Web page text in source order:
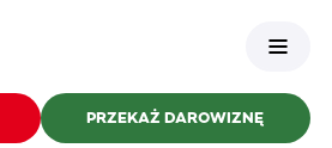
PRZEKAŻ DAROWIZNĘ